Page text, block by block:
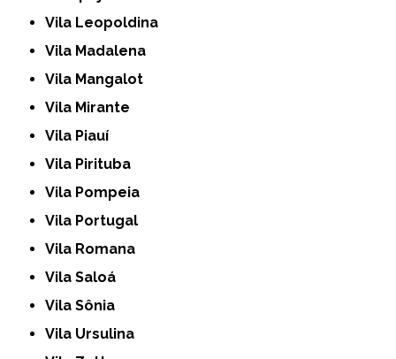
Vila Leopoldina
Vila Madalena
Vila Mangalot
Vila Mirante
Vila Piauí
Vila Pirituba
Vila Pompeia
Vila Portugal
Vila Romana
Vila Saloá
Vila Sônia
Vila Ursulina